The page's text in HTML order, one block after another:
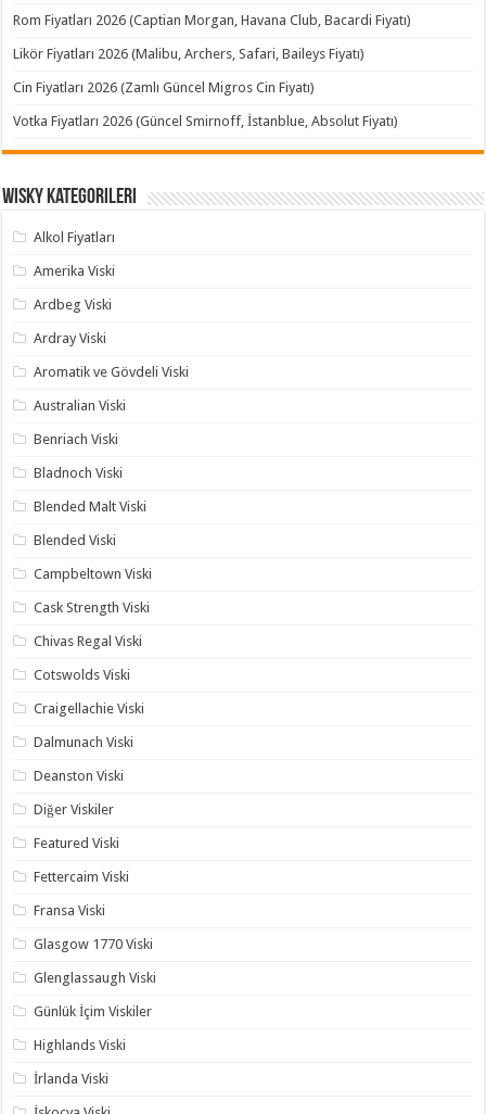
Rom Fiyatları 2026 (Captian Morgan, Havana Club, Bacardi Fiyatı)
Likör Fiyatları 2026 (Malibu, Archers, Safari, Baileys Fiyatı)
Cin Fiyatları 2026 (Zamlı Güncel Migros Cin Fiyatı)
Votka Fiyatları 2026 (Güncel Smirnoff, İstanblue, Absolut Fiyatı)
Wisky Kategorileri
Alkol Fiyatları
Amerika Viski
Ardbeg Viski
Ardray Viski
Aromatik ve Gövdeli Viski
Australian Viski
Benriach Viski
Bladnoch Viski
Blended Malt Viski
Blended Viski
Campbeltown Viski
Cask Strength Viski
Chivas Regal Viski
Cotswolds Viski
Craigellachie Viski
Dalmunach Viski
Deanston Viski
Diğer Viskiler
Featured Viski
Fettercaim Viski
Fransa Viski
Glasgow 1770 Viski
Glenglassaugh Viski
Günlük İçim Viskiler
Highlands Viski
İrlanda Viski